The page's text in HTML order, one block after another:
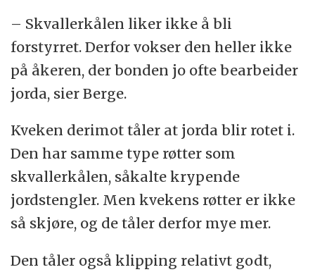
– Skvallerkålen liker ikke å bli
forstyrret. Derfor vokser den heller ikke
på åkeren, der bonden jo ofte bearbeider
jorda, sier Berge.
Kveken derimot tåler at jorda blir rotet i.
Den har samme type røtter som
skvallerkålen, såkalte krypende
jordstengler. Men kvekens røtter er ikke
så skjøre, og de tåler derfor mye mer.
Den tåler også klipping relativt godt,